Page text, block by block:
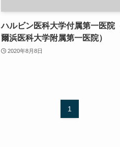
ハルビン医科大学付属第一医院
爾浜医科大学附属第一医院）
2020年8月8日
1